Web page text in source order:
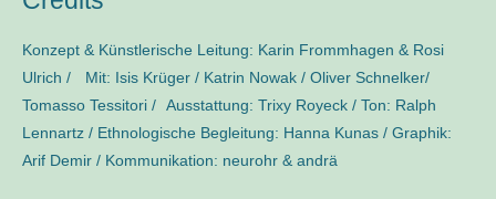
Konzept & Künstlerische Leitung: Karin Frommhagen & Rosi
Ulrich / Mit: Isis Krüger / Katrin Nowak / Oliver Schnelker/
Tomasso Tessitori / Ausstattung: Trixy Royeck / Ton: Ralph
Lennartz / Ethnologische Begleitung: Hanna Kunas / Graphik:
Arif Demir / Kommunikation: neurohr & andrä